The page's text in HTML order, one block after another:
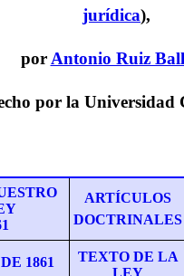
jurídica),
por Antonio Ruiz
por la Universidad
ARTÍCULOS
DOCTRINALES
1861
TEXTO DE LA
LEY